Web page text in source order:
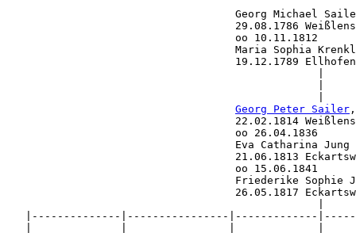
Georg Michael
29.08.1786
                                    oo 10.11.1812
Maria Sophia
19.12.1789
Georg Peter Sailer
22.02.1814
                                    Eva Catharina Jung
21.06.1813
                                    oo 15.06.1841
Friederike Sophie
26.05.1817
|--------------|----------------|-------------